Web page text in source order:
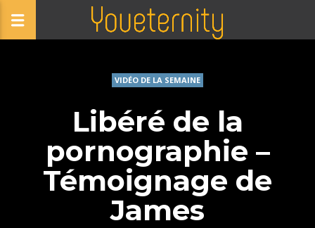
VIDÉO DE LA SEMAINE
Libéré de la
pornographie –
Témoignage de
James